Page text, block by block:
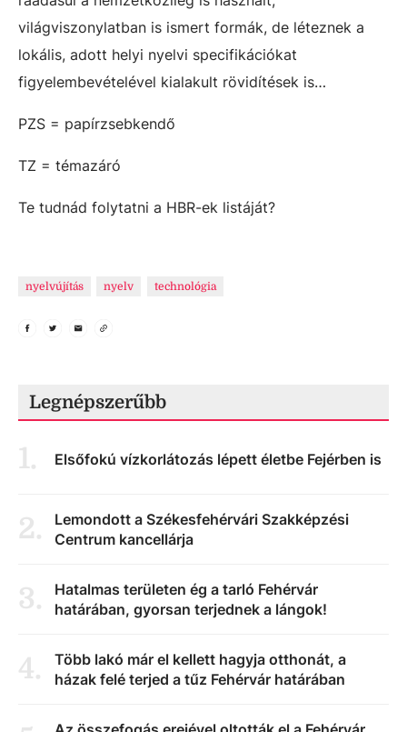
világviszonylatban is ismert formák, de léteznek a
lokális, adott helyi nyelvi specifikációkat
figyelembevételével kialakult rövidítések is…
PZS = papírzsebkendő
TZ = témazáró
Te tudnád folytatni a HBR-ek listáját?
nyelvújítás nyelv technológia
Legnépszerűbb
1. Elsőfokú vízkorlátozás lépett életbe Fejérben is
2.
Lemondott a Székesfehérvári Szakképzési
Centrum kancellárja
3.
Hatalmas területen ég a tarló Fehérvár
határában, gyorsan terjednek a lángok!
4.
Több lakó már el kellett hagyja otthonát, a
házak felé terjed a tűz Fehérvár határában